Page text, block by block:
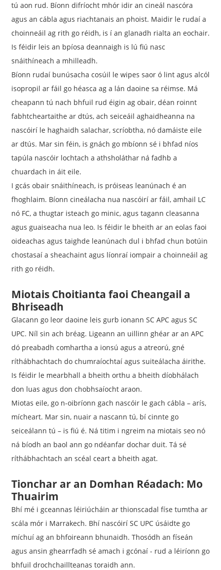
tú aon rud. Bíonn difríocht mhór idir an cineál nascóra
agus an cábla agus riachtanais an phoist. Maidir le rudaí a
choinneáil ag rith go réidh, is í an glanadh rialta an eochair.
Is féidir leis an bpíosa deannaigh is lú fiú nasc
snáithíneach a mhilleadh.
Bíonn rudaí bunúsacha cosúil le wipes saor ó lint agus alcól
isopropil ar fáil go héasca ag a lán daoine sa réimse. Má
cheapann tú nach bhfuil rud éigin ag obair, déan roinnt
fabhtcheartaithe ar dtús, ach seiceáil aghaidheanna na
nascóirí le haghaidh salachar, scríobtha, nó damáiste eile
ar dtús. Mar sin féin, is gnách go mbíonn sé i bhfad níos
tapúla nascóir lochtach a athsholáthar ná fadhb a
chuardach in áit eile.
I gcás obair snáithíneach, is próiseas leanúnach é an
fhoghlaim. Bíonn cineálacha nua nascóirí ar fáil, amhail LC
nó FC, a thugtar isteach go minic, agus tagann cleasanna
agus guaiseacha nua leo. Is féidir le bheith ar an eolas faoi
oideachas agus taighde leanúnach dul i bhfad chun botúin
chostasaí a sheachaint agus líonraí iompair a choinneáil ag
rith go réidh.
Miotais Choitianta faoi Cheangail a
Bhriseadh
Glacann go leor daoine leis gurb ionann SC APC agus SC
UPC. Níl sin ach bréag. Ligeann an uillinn ghéar ar an APC
dó preabadh comhartha a ionsú agus a atreorú, gné
ríthábhachtach do chumraíochtaí agus suiteálacha áirithe.
Is féidir le mearbhall a bheith orthu a bheith díobhálach
don luas agus don chobhsaíocht araon.
Miotas eile, go n-oibríonn gach nascóir le gach cábla – arís,
mícheart. Mar sin, nuair a nascann tú, bí cinnte go
seiceálann tú – is fiú é. Ná titim i ngreim na miotais seo nó
ná bíodh an baol ann go ndéanfar dochar duit. Tá sé
ríthábhachtach an scéal ceart a bheith agat.
Tionchar ar an Domhan Réadach: Mo
Thuairim
Bhí mé i gceannas léiriúcháin ar thionscadal físe tumtha ar
scála mór i Marrakech. Bhí nascóirí SC UPC úsáidte go
míchuí ag an bhfoireann bhunaidh. Thosódh an físeán
agus ansin ghearrfadh sé amach i gcónaí - rud a léiríonn go
bhfuil drochchaillteanas toraidh ann.